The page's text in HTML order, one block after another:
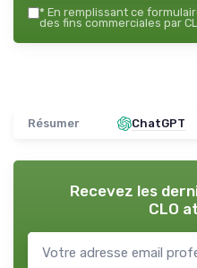
* En remplissant ce
des fins commerciales par
Résumer ChatGPT
Recevez les
CLO